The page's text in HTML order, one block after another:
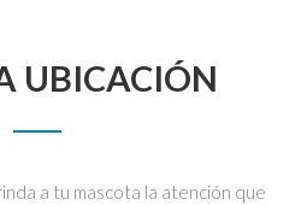
UBICACIÓN
a tu mascota la atención que